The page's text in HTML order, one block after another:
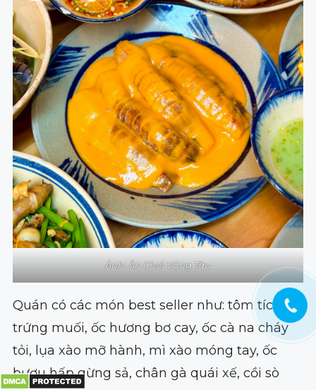
Ảnh: Ăn Chơi Vũng Tàu
Quán có các món best seller như: tôm tích
trứng muối, ốc hương bơ cay, ốc cà na cháy
tỏi, lụa xào mỡ hành, mì xào móng tay, ốc
bươu hấp gừng sả, chân gà quái xế, cồi sò